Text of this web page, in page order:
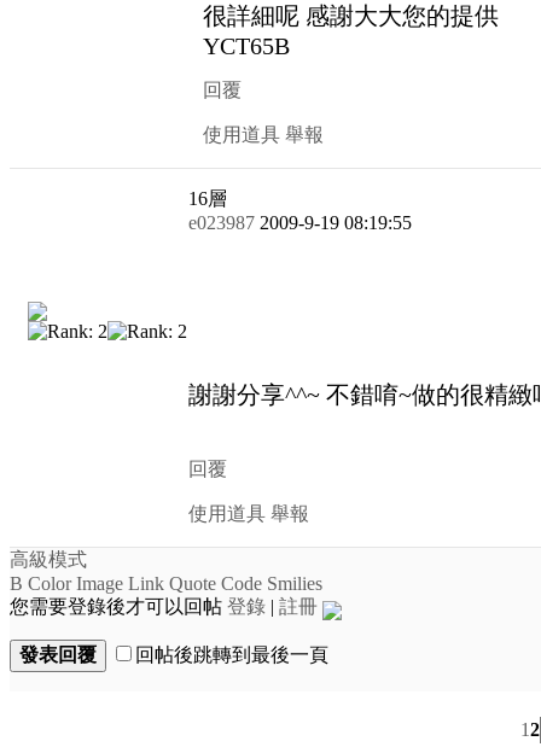
很詳細呢 感謝大大您的提供
YCT65B
回覆
使用道具 舉報
16層
e023987 2009-9-19 08:19:55
謝謝分享^^~ 不錯唷~做的很精緻
回覆
使用道具 舉報
高級模式
B Color Image Link Quote Code Smilies
您需要登錄後才可以回帖 登錄 | 註冊
發表回覆 回帖後跳轉到最後一頁
12